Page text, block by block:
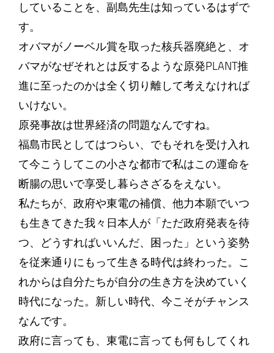
していることを、副島先生は知っているはずで
す。
オバマがノーベル賞を取った核兵器廃絶と、オ
バマがなぜそれとは反するような原発PLANT推
進に至ったのかは全く切り離して考えなければ
いけない。
原発事故は世界経済の問題なんですね。
福島市民としてはつらい、でもそれを受け入れ
て今こうしてこの小さな都市で私はこの運命を
断腸の思いで享受し暮らさざるをえない。
私たちが、政府や東電の補償、他力本願でいつ
も生きてきた我々日本人が「ただ政府発表を待
つ、どうすればいいんだ、困った」という姿勢
を従来通りにもって生きる時代は終わった。こ
れからは自分たちが自分の生き方を決めていく
時代になった。新しい時代、今こそがチャンス
なんです。
政府に言っても、東電に言っても何もしてくれ